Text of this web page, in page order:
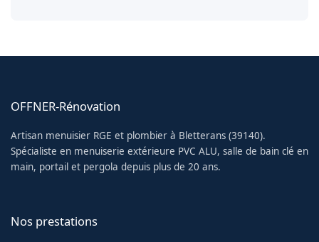
OFFNER-Rénovation
Artisan menuisier RGE et plombier à Bletterans (39140).
Spécialiste en menuiserie extérieure PVC ALU, salle de bain clé en
main, portail et pergola depuis plus de 20 ans.
Nos prestations